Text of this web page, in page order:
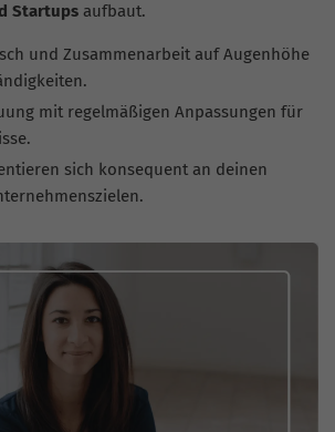
Startups aufbaut.
und Zusammenarbeit auf Augenhöhe
mit regelmäßigen Anpassungen für
sich konsequent an deinen